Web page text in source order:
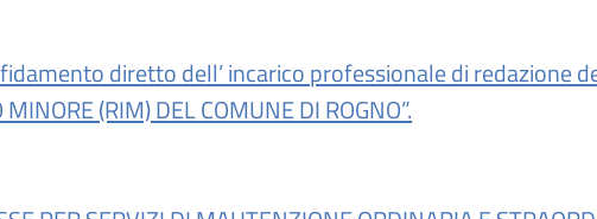
diretto dell’ incarico professionale di redazione
(RIM) DEL COMUNE DI ROGNO”.